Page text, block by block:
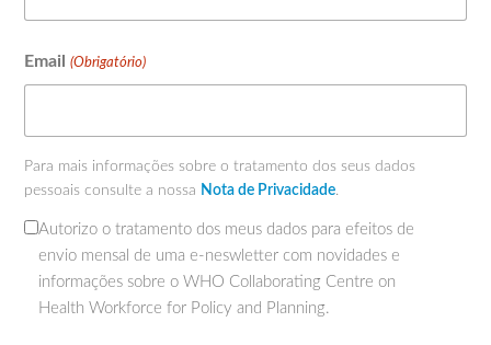
Email (Obrigatório)
Para mais informações sobre o tratamento dos seus dados
pessoais consulte a nossa Nota de Privacidade.
(Obrigatório)
Autorizo o tratamento dos meus dados para efeitos de
envio mensal de uma e-neswletter com novidades e
informações sobre o WHO Collaborating Centre on
Health Workforce for Policy and Planning.